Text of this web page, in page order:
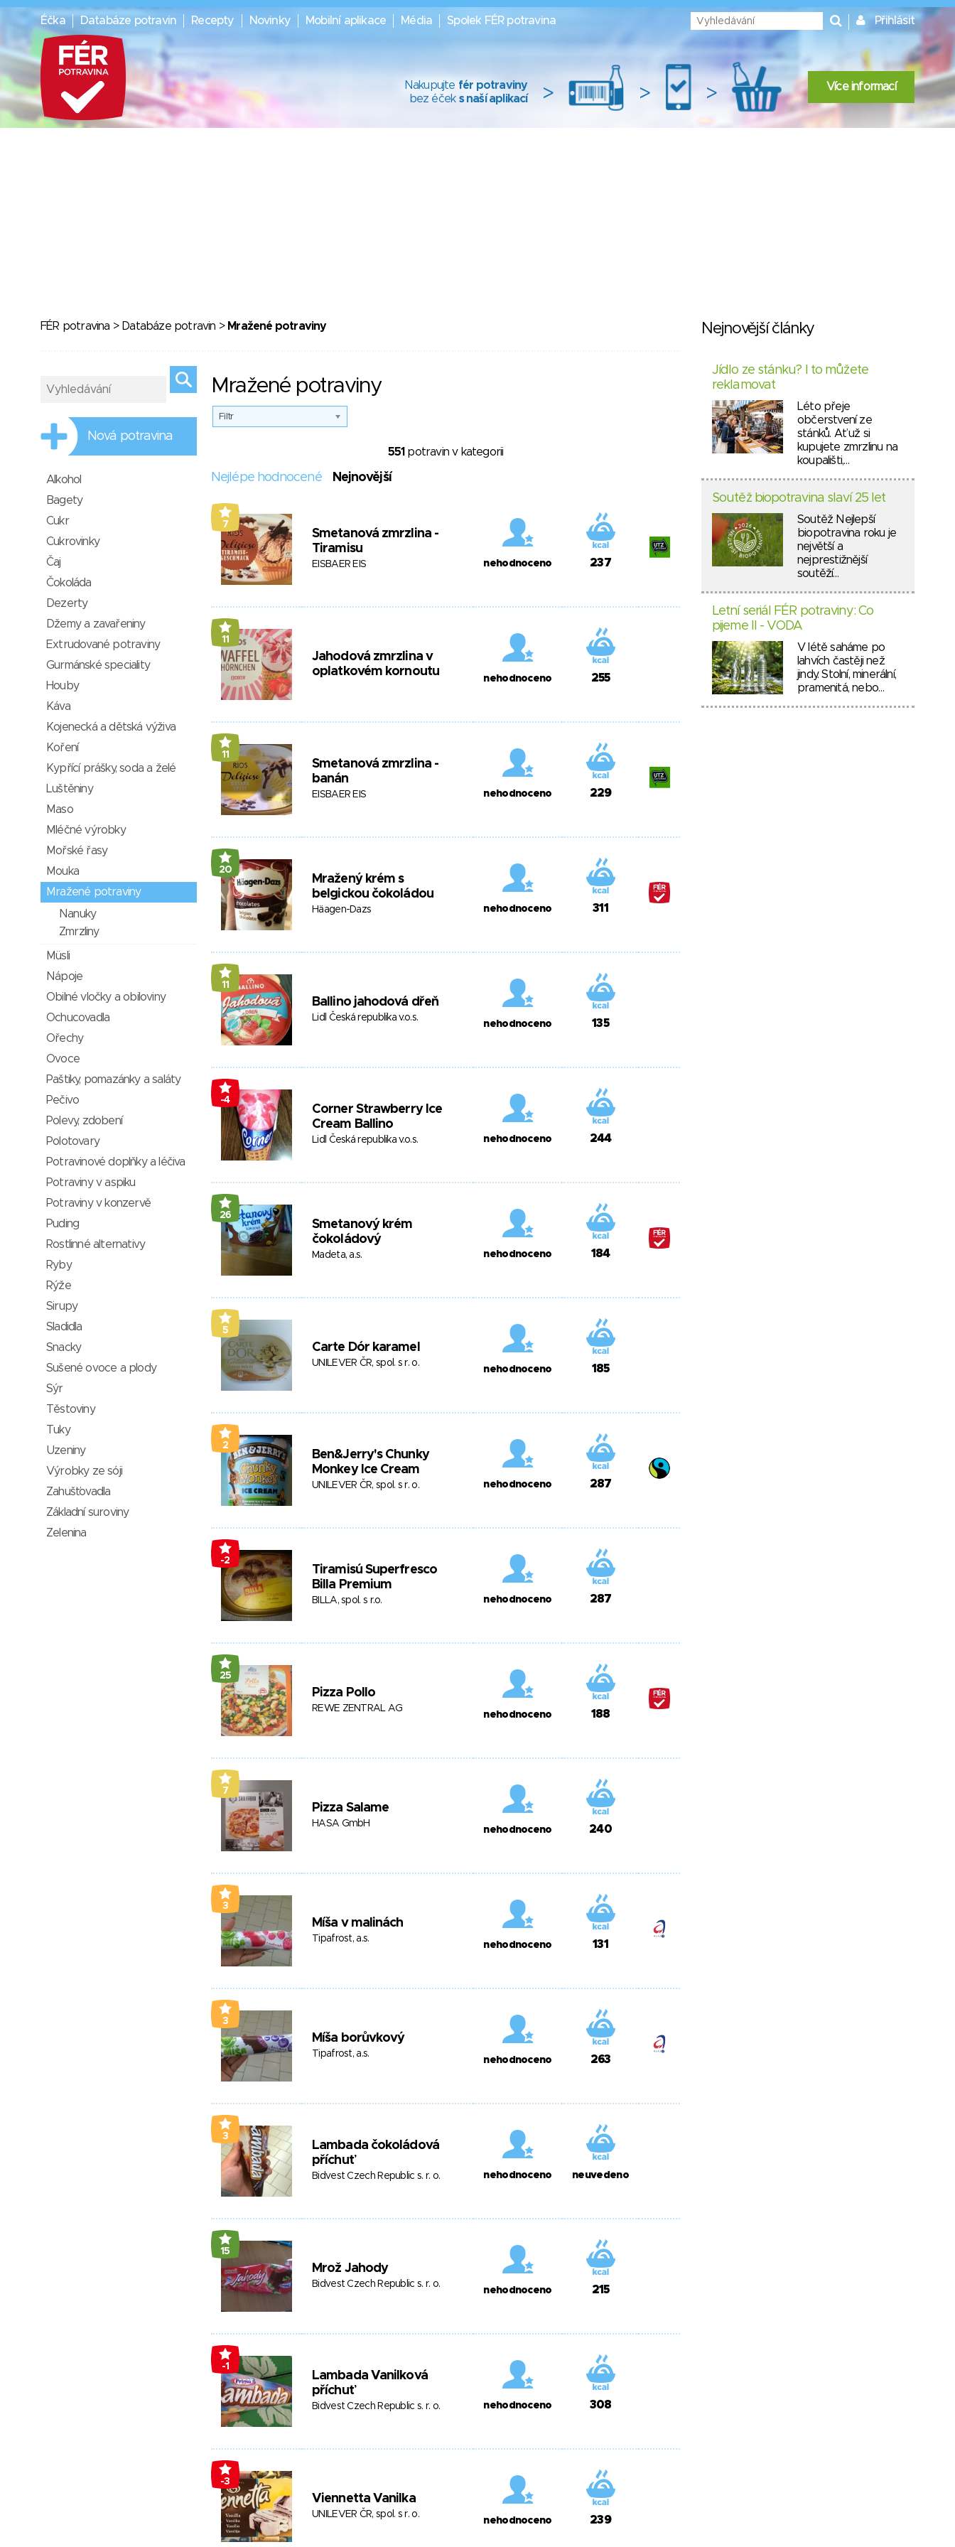
Éčka Databáze potravin Recepty Novinky Mobilní aplikace Média Spolek FÉR potravina Přihlásit
Nakupujte fér potraviny
bez éček s naší aplikací > > > Více informací
FÉR potravina > Databáze potravin > Mražené potraviny
Mražené potraviny
Filtr
551 potravin v kategorii
Nejlépe hodnocené Nejnovější
7
Smetanová zmrzlina -
Tiramisu
EISBAER EIS nehodnoceno 237
11
Jahodová zmrzlina v
oplatkovém kornoutu
nehodnoceno 255
11
Smetanová zmrzlina -
banán
EISBAER EIS nehodnoceno 229
20
Mražený krém s
belgickou čokoládou
Häagen-Dazs nehodnoceno 311
11
Ballino jahodová dřeň
Lidl Česká republika v.o.s.
nehodnoceno 135
-4
Corner Strawberry Ice
Cream Ballino
Lidl Česká republika v.o.s. nehodnoceno 244
26
Smetanový krém
čokoládový
Madeta, a.s. nehodnoceno 184
5
Carte Dór karamel
UNILEVER ČR, spol. s r. o.
nehodnoceno 185
2
Ben&Jerry's Chunky
Monkey Ice Cream
UNILEVER ČR, spol. s r. o. nehodnoceno 287
-2
Tiramisú Superfresco
Billa Premium
BILLA, spol. s r.o. nehodnoceno 287
25
Pizza Pollo
REWE ZENTRAL AG
nehodnoceno 188
7
Pizza Salame
HASA GmbH
nehodnoceno 240
3
Míša v malinách
Tipafrost, a.s.
nehodnoceno 131
3
Míša borůvkový
Tipafrost, a.s.
nehodnoceno 263
3
Lambada čokoládová
příchuť
Bidvest Czech Republic s. r. o. nehodnoceno neuvedeno
15
Mrož Jahody
Bidvest Czech Republic s. r. o.
nehodnoceno 215
-1
Lambada Vanilková
příchuť
Bidvest Czech Republic s. r. o. nehodnoceno 308
-3
Viennetta Vanilka
UNILEVER ČR, spol. s r. o.
nehodnoceno 239
Nová potravina
Alkohol
Bagety
Cukr
Cukrovinky
Čaj
Čokoláda
Dezerty
Džemy a zavařeniny
Extrudované potraviny
Gurmánské speciality
Houby
Káva
Kojenecká a dětská výživa
Koření
Kypřící prášky, soda a želé
Luštěniny
Maso
Mléčné výrobky
Mořské řasy
Mouka
Mražené potraviny
Nanuky
Zmrzliny
Müsli
Nápoje
Obilné vločky a obiloviny
Ochucovadla
Ořechy
Ovoce
Paštiky, pomazánky a saláty
Pečivo
Polevy, zdobení
Polotovary
Potravinové doplňky a léčiva
Potraviny v aspiku
Potraviny v konzervě
Puding
Rostlinné alternativy
Ryby
Rýže
Sirupy
Sladidla
Snacky
Sušené ovoce a plody
Sýr
Těstoviny
Tuky
Uzeniny
Výrobky ze sóji
Zahušťovadla
Základní suroviny
Zelenina
Nejnovější články
Jídlo ze stánku? I to můžete
reklamovat
Léto přeje
občerstvení ze
stánků. Ať už si
kupujete zmrzlinu na
koupališti,…
Soutěž biopotravina slaví 25 let
Soutěž Nejlepší
biopotravina roku je
největší a
nejprestižnější
soutěží…
Letní seriál FÉR potraviny: Co
pijeme II - VODA
V létě saháme po
lahvích častěji než
jindy. Stolní, minerální,
pramenitá, nebo…